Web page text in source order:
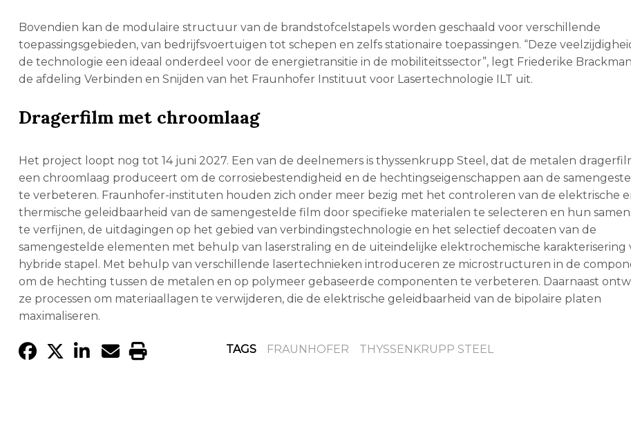
Bovendien kan de modulaire structuur van de brandstofcelstapels worden geschaald voor verschillende
toepassingsgebieden, van bedrijfsvoertuigen tot schepen en zelfs stationaire toepassingen. “Deze
de technologie een ideaal onderdeel voor de energietransitie in de mobiliteitssector”, legt Friederike
de afdeling Verbinden en Snijden van het Fraunhofer Instituut voor Lasertechnologie ILT uit.
Dragerfilm met chroomlaag
Het project loopt nog tot 14 juni 2027. Een van de deelnemers is thyssenkrupp Steel, dat de metalen
een chroomlaag produceert om de corrosiebestendigheid en de hechtingseigenschappen aan de
te verbeteren. Fraunhofer-instituten houden zich onder meer bezig met het controleren van de elektrische
thermische geleidbaarheid van de samengestelde film door specifieke materialen te selecteren en hun
te verfijnen, de uitdagingen op het gebied van verbindingstechnologie en het selectief decoaten van de
samengestelde elementen met behulp van laserstraling en de uiteindelijke elektrochemische karakterisering
hybride stapel. Met behulp van verschillende lasertechnieken introduceren ze microstructuren in de
om de hechting tussen de metalen en op polymeer gebaseerde componenten te verbeteren. Daarnaast
ze processen om materiaallagen te verwijderen, die de elektrische geleidbaarheid van de bipolaire platen
maximaliseren.
TAGS FRAUNHOFER THYSSENKRUPP STEEL